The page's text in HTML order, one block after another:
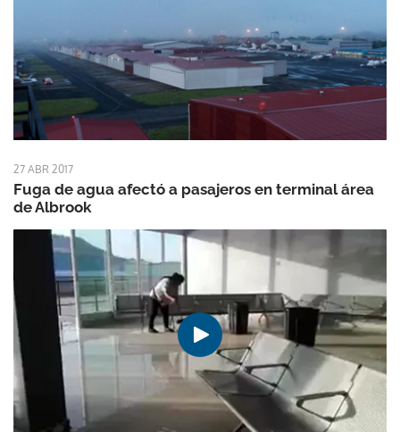
27 ABR 2017
Fuga de agua afectó a pasajeros en terminal área
de Albrook